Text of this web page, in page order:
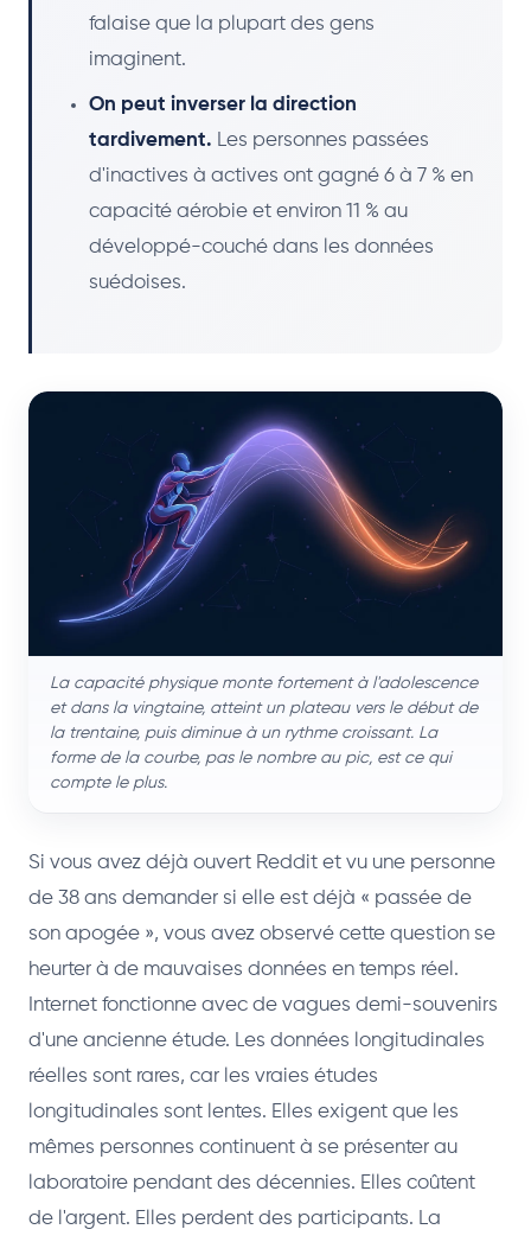
falaise que la plupart des gens
imaginent.
On peut inverser la direction
tardivement. Les personnes passées
d'inactives à actives ont gagné 6 à 7 % en
capacité aérobie et environ 11 % au
développé-couché dans les données
suédoises.
La capacité physique monte fortement à l'adolescence
et dans la vingtaine, atteint un plateau vers le début de
la trentaine, puis diminue à un rythme croissant. La
forme de la courbe, pas le nombre au pic, est ce qui
compte le plus.
Si vous avez déjà ouvert Reddit et vu une personne
de 38 ans demander si elle est déjà « passée de
son apogée », vous avez observé cette question se
heurter à de mauvaises données en temps réel.
Internet fonctionne avec de vagues demi-souvenirs
d'une ancienne étude. Les données longitudinales
réelles sont rares, car les vraies études
longitudinales sont lentes. Elles exigent que les
mêmes personnes continuent à se présenter au
laboratoire pendant des décennies. Elles coûtent
de l'argent. Elles perdent des participants. La